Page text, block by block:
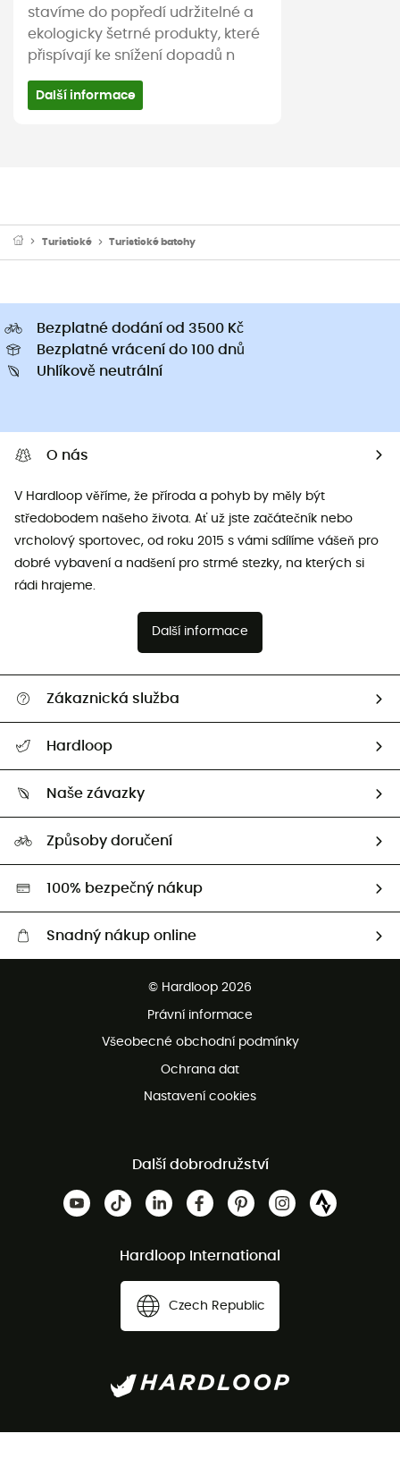
stavíme do popředí udržitelné a
ekologicky šetrné produkty, které
přispívají ke snížení dopadů n
Další informace
Turistické Turistické batohy
Bezplatné dodání od 3500 Kč
Bezplatné vrácení do 100 dnů
Uhlíkově neutrální
O nás
V Hardloop věříme, že příroda a pohyb by měly být
středobodem našeho života. Ať už jste začátečník nebo
vrcholový sportovec, od roku 2015 s vámi sdílíme vášeň pro
dobré vybavení a nadšení pro strmé stezky, na kterých si
rádi hrajeme.
Další informace
Zákaznická služba
Vrácení zboží a peněz
Hardloop
Naši Ambasadoři
Naše závazky
Second hand
HardGreen
Způsoby doručení
100% bezpečný nákup
Snadný nákup online
Bezplatné vrácení do 100 dnů
Bezplatná zákaznická služba
© Hardloop 2026
Právní informace
Všeobecné obchodní podmínky
Ochrana dat
Nastavení cookies
Další dobrodružství
Hardloop International
Czech Republic